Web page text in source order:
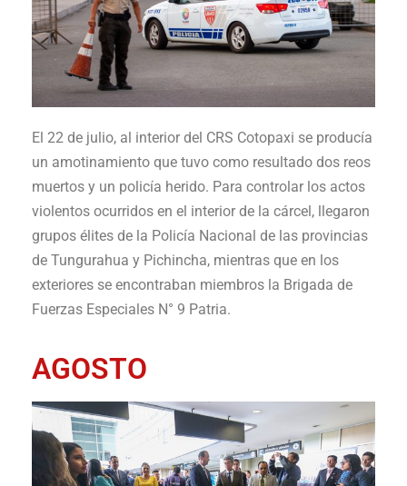
El 22 de julio, al interior del CRS Cotopaxi se producía
un amotinamiento que tuvo como resultado dos reos
muertos y un policía herido. Para controlar los actos
violentos ocurridos en el interior de la cárcel, llegaron
grupos élites de la Policía Nacional de las provincias
de Tungurahua y Pichincha, mientras que en los
exteriores se encontraban miembros la Brigada de
Fuerzas Especiales N° 9 Patria.
AGOSTO